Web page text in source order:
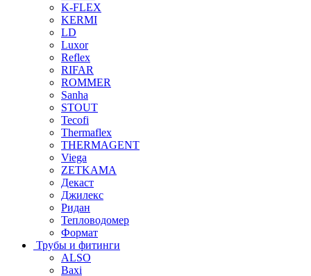
K-FLEX
KERMI
LD
Luxor
Reflex
RIFAR
ROMMER
Sanha
STOUT
Tecofi
Thermaflex
THERMAGENT
Viega
ZETKAMA
Декаст
Джилекс
Ридан
Тепловодомер
Формат
Трубы и фитинги
ALSO
Baxi